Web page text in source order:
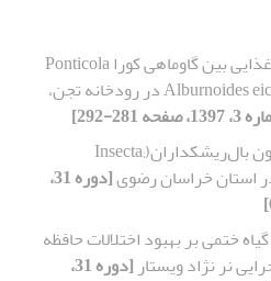
بررسی ارتباط غذایی بین گاوماهی کورا Ponticola
cyrius و ماهی خیاطه Alburnoides eichwaldii در رودخانه تجن،
بررسی فون بال‌ریشکداران(Insecta;
[دوره 31،
ختمی بر بهبود اختلالات حافظه
نر نژاد ویستار
[دوره 31،